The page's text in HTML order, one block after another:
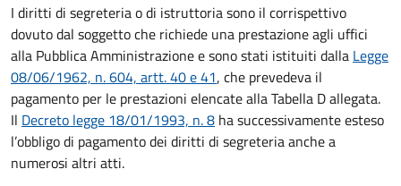
I diritti di segreteria o di istruttoria sono il corrispettivo
dovuto dal soggetto che richiede una prestazione agli uffici
alla Pubblica Amministrazione e sono stati istituiti dalla Legge
08/06/1962, n. 604, artt. 40 e 41, che prevedeva il
pagamento per le prestazioni elencate alla Tabella D allegata.
Il Decreto legge 18/01/1993, n. 8 ha successivamente esteso
l’obbligo di pagamento dei diritti di segreteria anche a
numerosi altri atti.